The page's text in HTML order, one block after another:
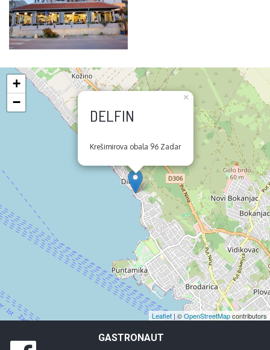
DELFIN
Krešimirova obala 96 Zadar
×
+
−
Leaflet| ©OpenStreetMapcontributors
GASTRONAUT